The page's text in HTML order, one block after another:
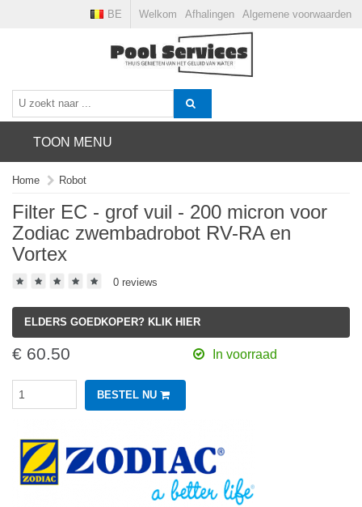
Welkom Afhalingen Algemene voorwaarden
BE
TOON MENU
Home Robot
Filter EC - grof vuil - 200 micron voor
Zodiac zwembadrobot RV-RA en
Vortex
0 reviews
ELDERS GOEDKOPER? KLIK HIER
€ 60.50 In voorraad
BESTEL NU